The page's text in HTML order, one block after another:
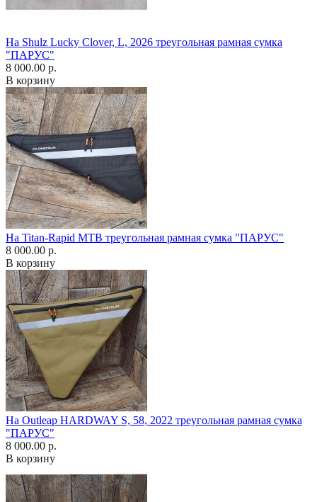
На Shulz Lucky Clover, L, 2026 треугольная рамная сумка
"ПАРУС"
8 000.00 р.
В корзину
На Titan-Rapid MTB треугольная рамная сумка "ПАРУС"
8 000.00 р.
В корзину
На Outleap HARDWAY S, 58, 2022 треугольная рамная сумка
"ПАРУС"
8 000.00 р.
В корзину